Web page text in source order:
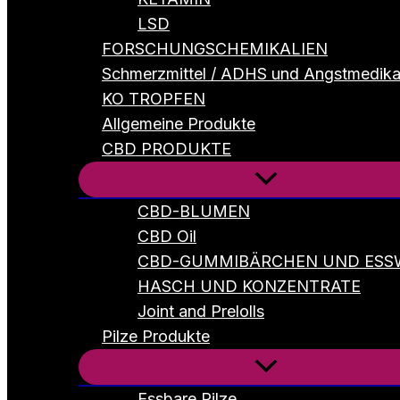
LSD
FORSCHUNGSCHEMIKALIEN
Schmerzmittel / ADHS und
KO TROPFEN
Allgemeine Produkte
CBD PRODUKTE
CBD-BLUMEN
CBD Oil
CBD-GUMMIBÄRCHEN UND
HASCH UND KONZENTRATE
Joint and Prelolls
Pilze Produkte